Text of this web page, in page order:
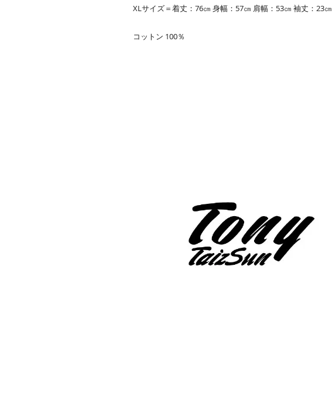
XLサイズ＝着丈：76㎝ 身幅：57㎝ 肩幅：53㎝ 袖丈：23㎝
コットン 100％